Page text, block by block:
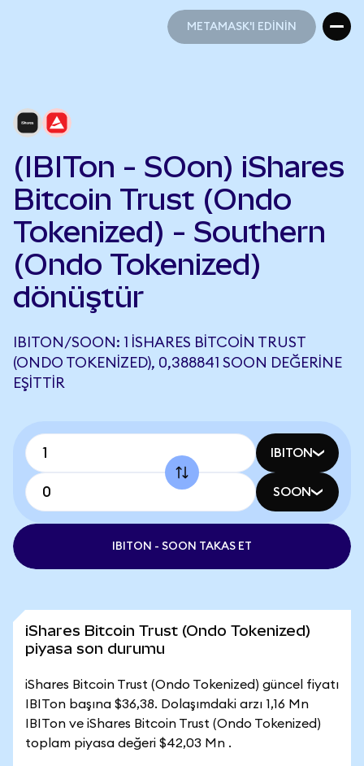
METAMASK'I EDİNİN
(IBITon - SOon) iShares
Bitcoin Trust (Ondo
Tokenized) - Southern
(Ondo Tokenized)
dönüştür
IBITON/SOON: 1 ISHARES BITCOIN TRUST
(ONDO TOKENIZED), 0,388841 SOON DEĞERINE
EŞITTIR
IBITON
SOON
IBITON - SOON TAKAS ET
iShares Bitcoin Trust (Ondo Tokenized)
piyasa son durumu
iShares Bitcoin Trust (Ondo Tokenized) güncel fiyatı
IBITon başına $36,38. Dolaşımdaki arzı 1,16 Mn
IBITon ve iShares Bitcoin Trust (Ondo Tokenized)
toplam piyasa değeri $42,03 Mn .